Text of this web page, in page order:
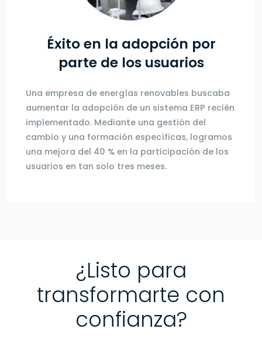
Éxito en la adopción por
parte de los usuarios
Una empresa de energías renovables buscaba
aumentar la adopción de un sistema ERP recién
implementado. Mediante una gestión del
cambio y una formación específicas, logramos
una mejora del 40 % en la participación de los
usuarios en tan solo tres meses.
¿Listo para
transformarte con
confianza?